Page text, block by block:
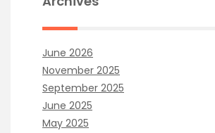
June 2026
November 2025
September 2025
June 2025
May 2025